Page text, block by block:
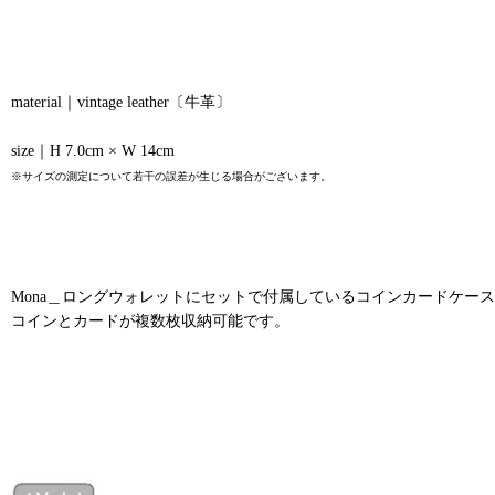
material｜vintage leather〔牛革〕
size｜H 7.0cm × W 14cm
※サイズの測定について若干の誤差が生じる場合がございます。
Mona＿ロングウォレットにセットで付属しているコインカードケー
コインとカードが複数枚収納可能です。